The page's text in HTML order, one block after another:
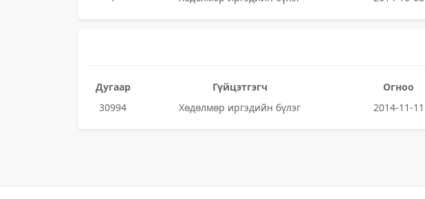
Дугаар Гүйцэтгэгч Огноо
30994
Хөдөлмөр иргэдийн бүлэг 2014-11-11